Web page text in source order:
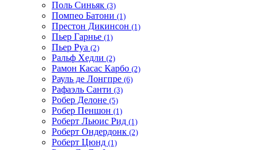
Поль Синьяк (3)
Помпео Батони (1)
Престон Дикинсон (1)
Пьер Гарнье (1)
Пьер Руа (2)
Ральф Хедли (2)
Рамон Касас Карбо (2)
Рауль де Лонгпре (6)
Рафаэль Санти (3)
Робер Делоне (5)
Робер Пеншон (1)
Роберт Льюис Рид (1)
Роберт Ондердонк (2)
Роберт Цюнд (1)